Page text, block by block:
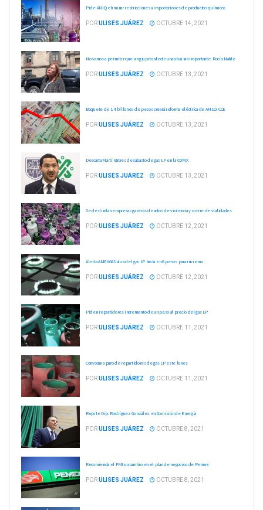
Pide ANIQ eliminar restricciones a importaciones de productos químicos
PORULISES JUÁREZ OCTUBRE 14, 2021
No vamos a permitir que un grupito afecte una obra tan importante: Rocío Nahle
PORULISES JUÁREZ OCTUBRE 13, 2021
Boquete de 1.4 billones de pesos creará reforma eléctrica de AMLO: CCE
PORULISES JUÁREZ OCTUBRE 13, 2021
Descarta Martí Batres desabasto de gas LP en la CDMX
PORULISES JUÁREZ OCTUBRE 13, 2021
Se deslindan empresas gaseras de actos de violencia y cierre de vialidades
PORULISES JUÁREZ OCTUBRE 12, 2021
Alerta AMEXGAS alza del gas LP hasta en 6 pesos para invierno
PORULISES JUÁREZ OCTUBRE 12, 2021
Piden repartidores incremento de un peso al precio del gas LP
PORULISES JUÁREZ OCTUBRE 11, 2021
Convocan a paro de repartidores de gas LP este lunes
PORULISES JUÁREZ OCTUBRE 11, 2021
Repite Dip. Rodríguez González en Comisión de Energía
PORULISES JUÁREZ OCTUBRE 8, 2021
Recomienda el FMI un cambio en el plan de negocios de Pemex
PORULISES JUÁREZ OCTUBRE 8, 2021